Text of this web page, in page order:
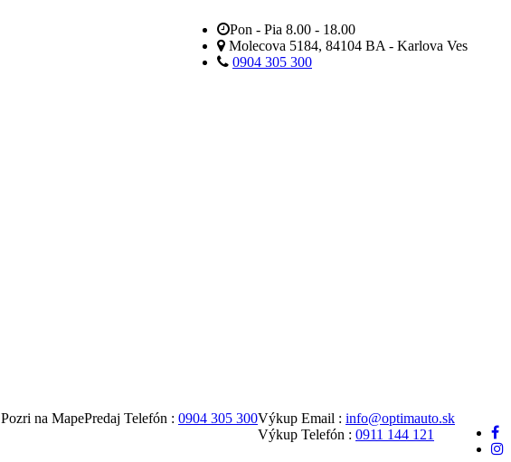
Pon - Pia 8.00 - 18.00
Molecova 5184, 84104 BA - Karlova Ves
0904 305 300
Výkup Email : info@optimauto.sk
Výkup Telefón : 0911 144 121
Predaj Telefón : 0904 305 300
Pozri na Mape